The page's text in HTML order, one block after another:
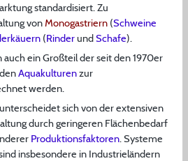
standardisiert. Zu
von Monogastriern (Schweine
(RinderundSchafe).
ein Großteil der seit den 1970er
Aquakulturenzur
werden.
sich von der extensiven
durch geringeren Flächenbedarf
Produktionsfaktoren. Systeme
insbesondere in Industrieländern